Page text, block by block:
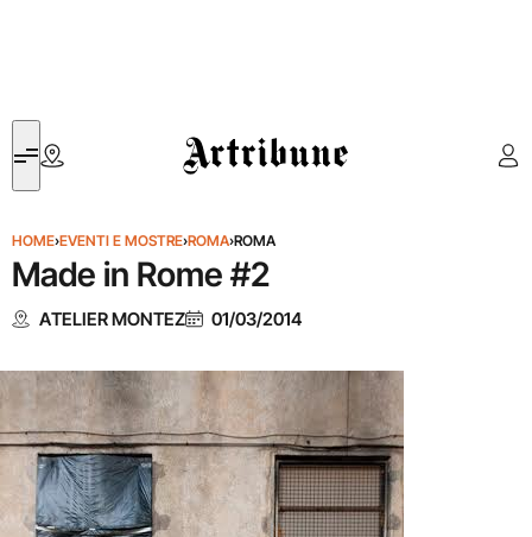
Artribune
HOME›EVENTI E MOSTRE›ROMA›ROMA
Made in Rome #2
ATELIER MONTEZ 01/03/2014